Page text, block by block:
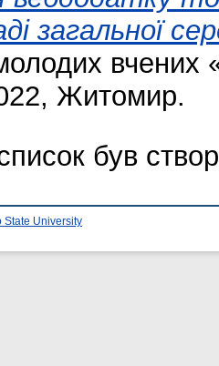
загальної
вчених
Житомир.
був
State University